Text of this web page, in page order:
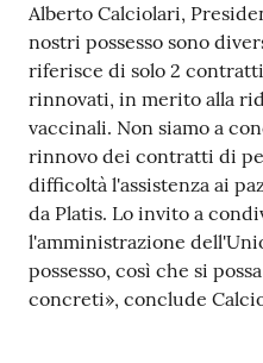
Tutti
gli
argomenti...
Seguici
su
Alberto Calciolari,
nostri possesso sono
riferisce di solo 2
rinnovati, in merito alla
vaccinali. Non siamo a
rinnovo dei contratti di
difficoltà l'assistenza ai
da Platis. Lo invito a
l'amministrazione
possesso, così che si
concreti», conclude